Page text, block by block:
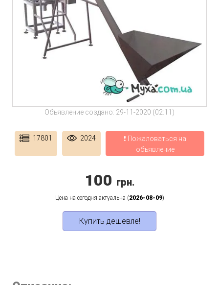
Объявление создано: 29-11-2020 (02:11)
17801 2024
❗ Пожаловаться на
объявление
100 грн.
Цена на сегодня актуальна (2026-08-09)
Купить дешевле!